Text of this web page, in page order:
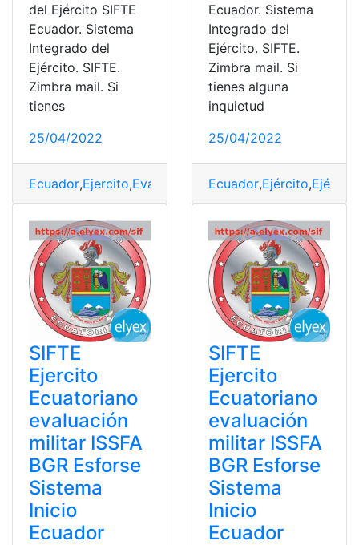
del Ejército SIFTE
Ecuador. Sistema
Integrado del
Ejército. SIFTE.
Zimbra mail. Si
tienes
25/04/2022
Ecuador,Ejercito,Evaluación ISSFA,sistema
Ecuador. Sistema
Integrado del
Ejército. SIFTE.
Zimbra mail. Si
tienes alguna
inquietud
25/04/2022
Ecuador,Ejército,
SIFTE
Ejercito
Ecuatoriano
evaluación
militar ISSFA
BGR Esforse
Sistema
Inicio
Ecuador
SIFTE
Ejercito
Ecuatoriano
evaluación
militar ISSFA
BGR Esforse
Sistema
Inicio
Ecuador